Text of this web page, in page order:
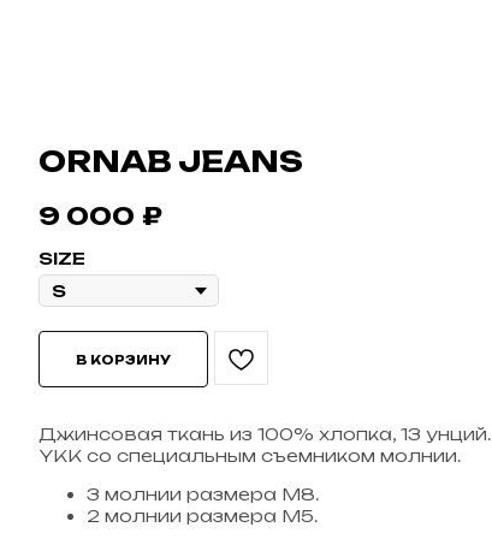
ORNAB JEANS
9 000 ₽
SIZE
В КОРЗИНУ
Джинсовая ткань из 100% хлопка, 13 унций.
YKK со специальным съемником молнии.
3 молнии размера M8.
2 молнии размера М5.